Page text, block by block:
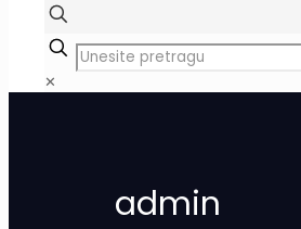
✕
admin